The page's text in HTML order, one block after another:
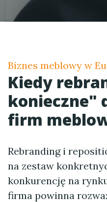
Biznes meblowy w
Kiedy
konieczne"
firm
Rebranding i
na zestaw
konkurencję na
firma powinna